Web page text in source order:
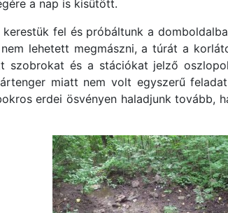
a nap is kisütött.
fel és próbáltunk a
lehetett megmászni, a túrát a
szobrokat és a stációkat jelző
miatt nem volt egyszerű
erdei ösvényen haladjunk tovább,